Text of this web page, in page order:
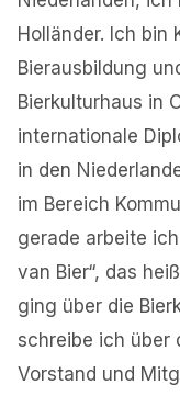
Holländer. Ich bin
Bierausbildung
Bierkulturhaus in
internationale
in den
im Bereich
gerade arbeite
van Bier“, das
ging über die
schreibe ich über
Vorstand und